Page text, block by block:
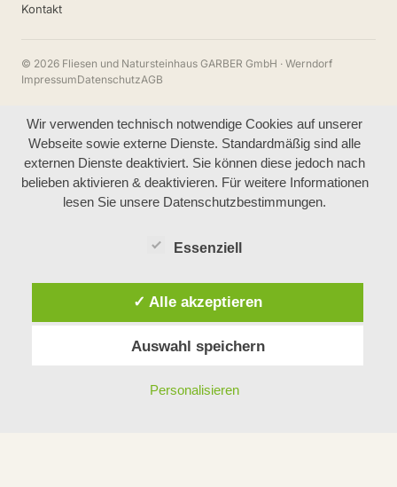
Kontakt
© 2026 Fliesen und Natursteinhaus GARBER GmbH · Werndorf
ImpressumDatenschutzAGB
Wir verwenden technisch notwendige Cookies auf unserer
Webseite sowie externe Dienste. Standardmäßig sind alle
externen Dienste deaktiviert. Sie können diese jedoch nach
belieben aktivieren & deaktivieren. Für weitere Informationen
lesen Sie unsere Datenschutzbestimmungen.
Essenziell
✓ Alle akzeptieren
Auswahl speichern
Personalisieren